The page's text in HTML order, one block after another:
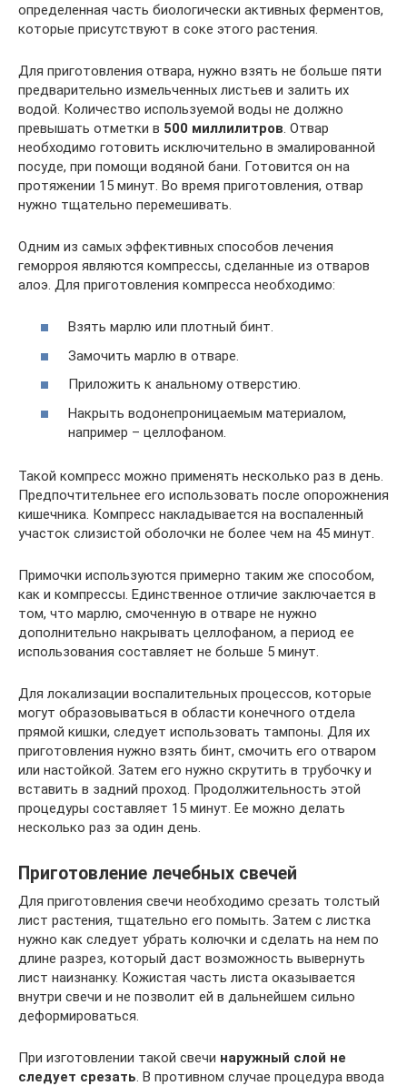
определенная часть биологически активных ферментов,
которые присутствуют в соке этого растения.
Для приготовления отвара, нужно взять не больше пяти
предварительно измельченных листьев и залить их
водой. Количество используемой воды не должно
превышать отметки в 500 миллилитров. Отвар
необходимо готовить исключительно в эмалированной
посуде, при помощи водяной бани. Готовится он на
протяжении 15 минут. Во время приготовления, отвар
нужно тщательно перемешивать.
Одним из самых эффективных способов лечения
геморроя являются компрессы, сделанные из отваров
алоэ. Для приготовления компресса необходимо:
Взять марлю или плотный бинт.
Замочить марлю в отваре.
Приложить к анальному отверстию.
Накрыть водонепроницаемым материалом,
например – целлофаном.
Такой компресс можно применять несколько раз в день.
Предпочтительнее его использовать после опорожнения
кишечника. Компресс накладывается на воспаленный
участок слизистой оболочки не более чем на 45 минут.
Примочки используются примерно таким же способом,
как и компрессы. Единственное отличие заключается в
том, что марлю, смоченную в отваре не нужно
дополнительно накрывать целлофаном, а период ее
использования составляет не больше 5 минут.
Для локализации воспалительных процессов, которые
могут образовываться в области конечного отдела
прямой кишки, следует использовать тампоны. Для их
приготовления нужно взять бинт, смочить его отваром
или настойкой. Затем его нужно скрутить в трубочку и
вставить в задний проход. Продолжительность этой
процедуры составляет 15 минут. Ее можно делать
несколько раз за один день.
Приготовление лечебных свечей
Для приготовления свечи необходимо срезать толстый
лист растения, тщательно его помыть. Затем с листка
нужно как следует убрать колючки и сделать на нем по
длине разрез, который даст возможность вывернуть
лист наизнанку. Кожистая часть листа оказывается
внутри свечи и не позволит ей в дальнейшем сильно
деформироваться.
При изготовлении такой свечи наружный слой не
следует срезать. В противном случае процедура ввода